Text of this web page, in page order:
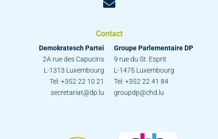
Contact
Demokratesch Partei
2A rue des Capucins
L-1313 Luxembourg
Tel: +352 22 10 21
secretariat@dp.lu
Groupe Parlementaire DP
9 rue du St. Esprit
L-1475 Luxembourg
Tel: +352 22 41 84
groupdp@chd.lu